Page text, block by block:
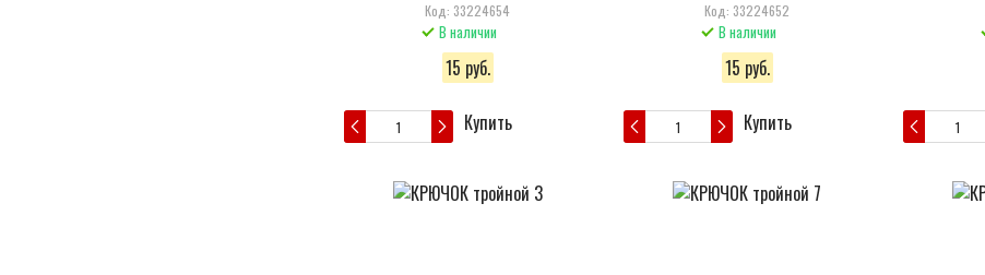
Код: 33224654
В наличии
15 руб.
Купить
Код: 33224652
В наличии
15 руб.
Купить